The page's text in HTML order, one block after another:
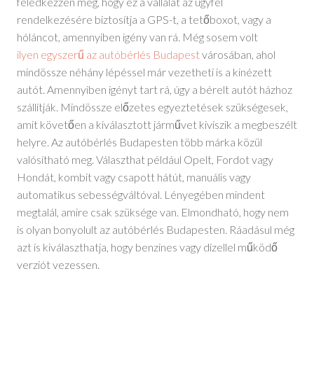
rendelkezésére biztosítja a GPS-t, a tetőboxot, vagy a
hóláncot, amennyiben igény van rá. Még sosem volt
ilyen egyszerű az autóbérlés Budapestvárosában, ahol
mindössze néhány lépéssel már vezetheti is a kinézett
autót. Amennyiben igényt tart rá, úgy a bérelt autót házhoz
szállítják. Mindössze előzetes egyeztetések szükségesek,
amit követően a kiválasztott járművet kiviszik a megbeszélt
helyre. Az autóbérlés Budapesten több márka közül
valósítható meg. Választhat például Opelt, Fordot vagy
Hondát, kombit vagy csapott hátút, manuális vagy
automatikus sebességváltóval. Lényegében mindent
megtalál, amire csak szüksége van. Elmondható, hogy nem
is olyan bonyolult az autóbérlés Budapesten. Ráadásul még
azt is kiválaszthatja, hogy benzines vagy dízellel működő
verziót vezessen.